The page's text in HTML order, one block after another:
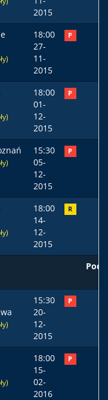
2015
18:00
27-
11-
2015
P
18:00
01-
12-
2015
P
15:30
05-
12-
2015
P
18:00
14-
12-
2015
R
15:30
20-
12-
2015
P
18:00
15-
02-
2016
P